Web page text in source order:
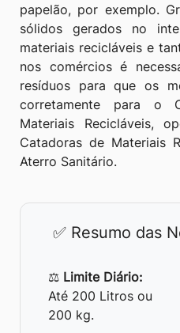
papelão, por exemplo.
sólidos gerados no
materiais recicláveis e
nos comércios é
resíduos para que os
corretamente para o
Materiais Recicláveis,
Catadoras de Materiais
Aterro Sanitário.
✅ Resumo das
⚖️ Limite Diário:
Até 200 Litros ou
200 kg.